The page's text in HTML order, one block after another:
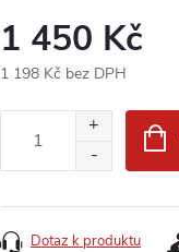
1 450 Kč
1 198 Kč bez DPH
Dotaz k produktu